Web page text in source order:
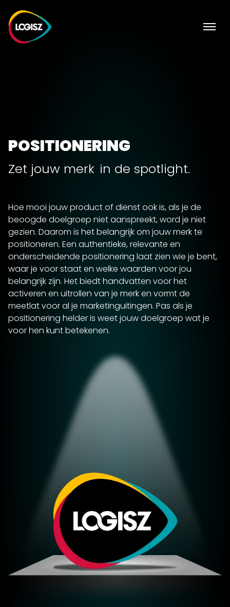
POSITIONERING
Zet jouw merk in de spotlight.
Hoe mooi jouw product of dienst ook is, als je de
beoogde doelgroep niet aanspreekt, word je niet
gezien. Daarom is het belangrijk om jouw merkte
positioneren. Een authentieke, relevante en
onderscheidende positionering laat zien wie je bent,
waar je voor staat en welke waarden voor jou
belangrijk zijn. Het biedt handvatten voor het
activeren en uitrollen van je merk en vormt de
meetlat voor al je marketinguitingen. Pas als je
positionering helder is weet jouw doelgroep wat je
voor hen kunt betekenen.